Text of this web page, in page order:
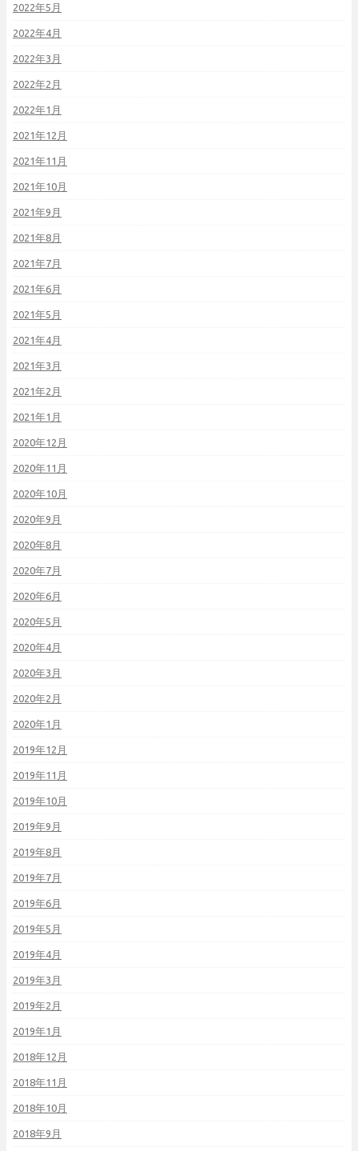
2022年5月
2022年4月
2022年3月
2022年2月
2022年1月
2021年12月
2021年11月
2021年10月
2021年9月
2021年8月
2021年7月
2021年6月
2021年5月
2021年4月
2021年3月
2021年2月
2021年1月
2020年12月
2020年11月
2020年10月
2020年9月
2020年8月
2020年7月
2020年6月
2020年5月
2020年4月
2020年3月
2020年2月
2020年1月
2019年12月
2019年11月
2019年10月
2019年9月
2019年8月
2019年7月
2019年6月
2019年5月
2019年4月
2019年3月
2019年2月
2019年1月
2018年12月
2018年11月
2018年10月
2018年9月